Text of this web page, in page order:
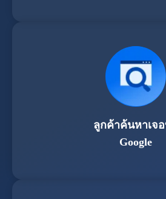
ลูกค้าค้นหาเจ
Google